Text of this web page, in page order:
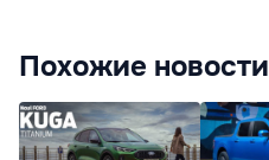
Похожие новости